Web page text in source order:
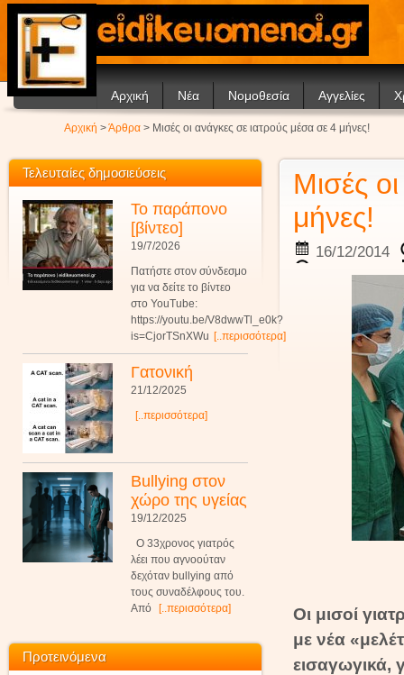
Αρχική Νέα
Ανακοινώσεις
Νομοθεσία Αγγελίες
Αρχική >Άρθρα > Μισές οι ανάγκες σε ιατρούς μέσα σε 4 μήνες!
Μισές
μήνες!
16/12/2014
Οι μισοί
με νέα
εισαγωγικά,
Τελευταίες δημοσιεύσεις
Το παράπονο
[βίντεο]
19/7/2026
Πατήστε στον σύνδεσμο
για να δείτε το βίντεο
στο YouTube:
https://youtu.be/V8dwwTl_e0k?
is=CjorTSnXWu [..περισσότερα]
Γατονική
21/12/2025
[..περισσότερα]
Bullying στον
χώρο της υγείας
19/12/2025
Ο 33χρονος γιατρός
λέει που αγνοούταν
δεχόταν bullying από
τους συναδέλφους του.
Από
[..περισσότερα]
Προτεινόμενα